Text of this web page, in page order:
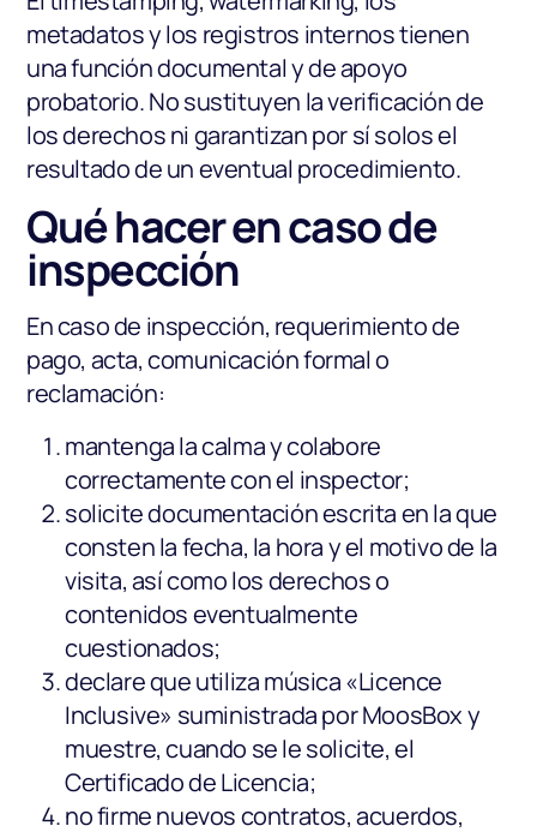
metadatos y los registros internos tienen
una función documental y de apoyo
probatorio. No sustituyen la verificación de
los derechos ni garantizan por sí solos el
resultado de un eventual procedimiento.
Qué hacer en caso de
inspección
En caso de inspección, requerimiento de
pago, acta, comunicación formal o
reclamación:
mantenga la calma y colabore
correctamente con el inspector;
solicite documentación escrita en la que
consten la fecha, la hora y el motivo de la
visita, así como los derechos o
contenidos eventualmente
cuestionados;
declare que utiliza música «Licence
Inclusive» suministrada por MoosBox y
muestre, cuando se le solicite, el
Certificado de Licencia;
no firme nuevos contratos, acuerdos,